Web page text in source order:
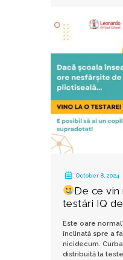
October 8, 2024
De ce vin
testări IQ
Este oare
înclinată spre a
nicidecum.
distribuită la